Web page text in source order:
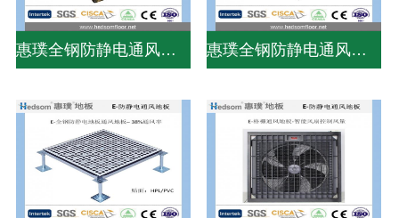
惠璞全钢防静电通风地板-27%通风率 惠璞全钢防静电通风地板-31%通风率